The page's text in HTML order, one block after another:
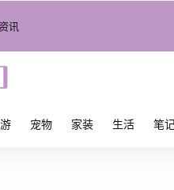
讯
宠物 家装 生活 笔